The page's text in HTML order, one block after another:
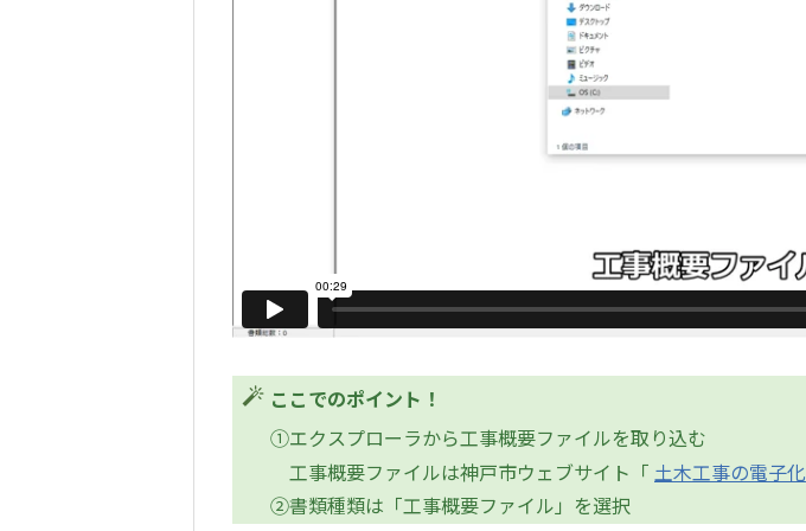
ここでのポイント！
①エクスプローラから工事概要ファイルを取り込む
工事概要ファイルは神戸市ウェブサイト「 土木工事の電子化
②書類種類は「工事概要ファイル」を選択